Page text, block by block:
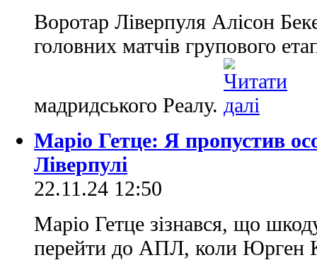
Воротар Ліверпуля Алісон
головних матчів групового
мадридського Реалу.
Маріо Гетце: Я пропустив
Ліверпулі
22.11.24 12:50
Маріо Гетце зізнався, що
перейти до АПЛ, коли Юрген